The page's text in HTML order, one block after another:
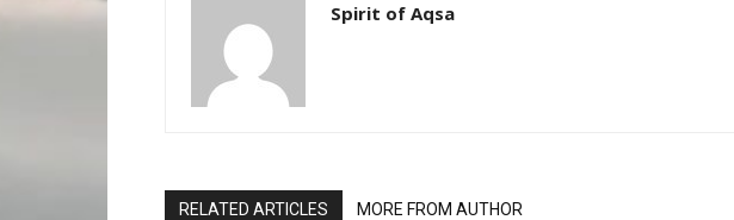
Spirit of Aqsa
RELATED ARTICLES MORE FROM AUTHOR